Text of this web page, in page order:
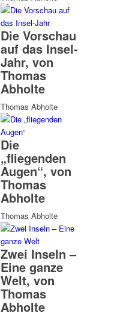
Die Vorschau
auf das Insel-
Jahr, von
Thomas
Abholte
Thomas Abholte
Die
„fliegenden
Augen“, von
Thomas
Abholte
Thomas Abholte
Zwei Inseln –
Eine ganze
Welt, von
Thomas
Abholte